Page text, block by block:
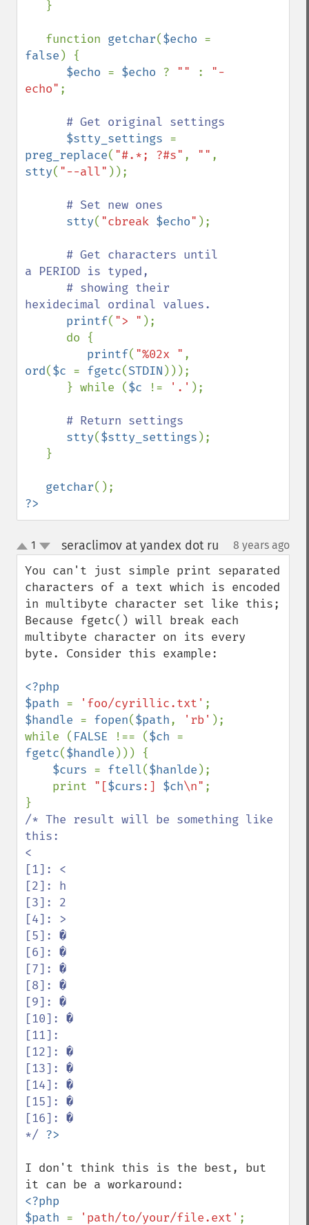
   function
getchar($echo
false ) {
$echo = $echo ? "" : "-
echo" ;
# Get original settings
$stty_settings
preg_replace( "#.*; ?#s" , ""
stty( "--all" ));
# Set new ones
stty( "cbreak $echo" );
# Get characters until
a PERIOD is typed,
hexidecimal ordinal values.
printf( "> " );
printf( "%02x "
ord($c = fgetc(STDIN )));
      } while (
$c != '.' );
# Return settings
stty($stty_settings );
getchar
?>
up
down
1 seraclimov at yandex dot ru 8 years ago
You can't just simple print separated
characters of a text which is encoded
in multibyte character set like this;
Because fgetc() will break each
multibyte character on its every
byte. Consider this example:
<?php
$path = 'foo/cyrillic.txt'
$handle = fopen($path, 'rb' );
while ( FALSE !== ($ch
fgetc($handle ))) {
$curs = ftell($hanlde );
    print
"[$curs:] $ch\n" ;
/* The result will be something like
this:
<
[1]: <
[2]: h
[3]: 2
[4]: >
[5]: �
[6]: �
[7]: �
[8]: �
[9]: �
[10]: �
[11]:
[12]: �
[13]: �
[14]: �
[15]: �
[16]: �
*/
I don't think this is the best, but
<?php
$path = 'path/to/your/file.ext' ;